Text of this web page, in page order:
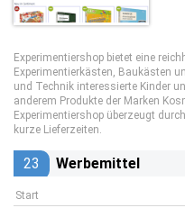
Experimentiershop bietet eine
Experimentierkästen, Baukästen
und Technik interessierte Kinder
anderem Produkte der Marken
Experimentiershop überzeugt
kurze Lieferzeiten.
23 Werbemittel
Start